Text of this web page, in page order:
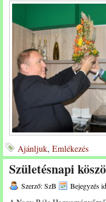
Ajánljuk, Emlékezés
Születésnapi
Szerző: SzB Bejegyzés